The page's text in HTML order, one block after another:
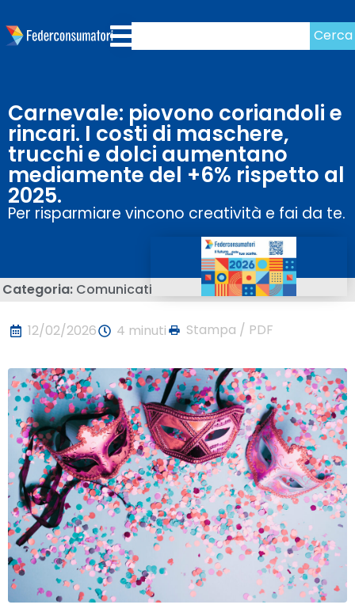
Cerca
Carnevale: piovono coriandoli e
rincari. I costi di maschere,
trucchi e dolci aumentano
mediamente del +6% rispetto al
2025.
Per risparmiare vincono creatività e fai da te.
Categoria: Comunicati
12/02/2026 4 minuti Stampa / PDF